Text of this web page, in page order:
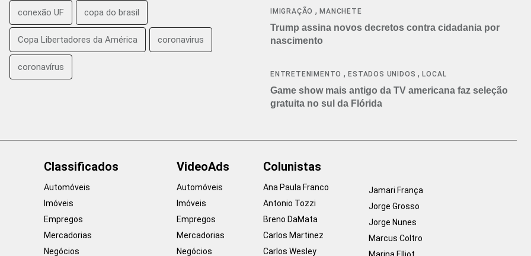
conexão UF copa do brasil
Copa Libertadores da América coronavirus
coronavírus
IMIGRAÇÃO ,MANCHETE
Trump assina novos decretos contra cidadania por
nascimento
ENTRETENIMENTO ,ESTADOS UNIDOS ,LOCAL
Game show mais antigo da TV americana faz seleção
gratuita no sul da Flórida
Classificados
Automóveis
Imóveis
Empregos
Mercadorias
Negócios
VideoAds
Automóveis
Imóveis
Empregos
Mercadorias
Negócios
Colunistas
Ana Paula Franco
Antonio Tozzi
Breno DaMata
Carlos Martinez
Carlos Wesley
Jamari França
Jorge Grosso
Jorge Nunes
Marcus Coltro